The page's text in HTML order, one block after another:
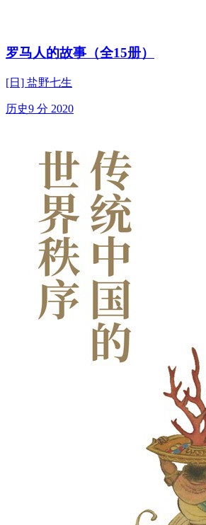
罗马人的故事（全15册）
[日] 盐野七生
历史9 分 2020